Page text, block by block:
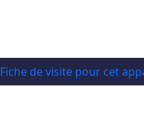
Fiche de visite pour cet